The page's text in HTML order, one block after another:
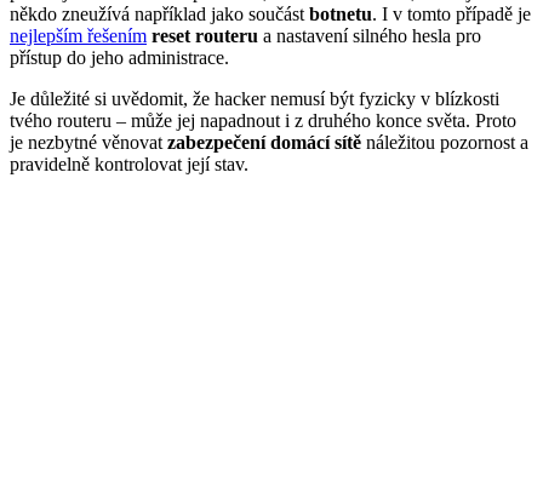
někdo zneužívá například jako součást botnetu. I v tomto případě je
nejlepším řešením reset routeru a nastavení silného hesla pro
přístup do jeho administrace.
Je důležité si uvědomit, že hacker nemusí být fyzicky v blízkosti
tvého routeru – může jej napadnout i z druhého konce světa. Proto
je nezbytné věnovat zabezpečení domácí sítě náležitou pozornost a
pravidelně kontrolovat její stav.